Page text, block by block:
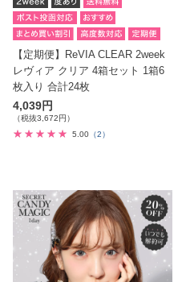
【定期便】ReVIA CLEAR 2week
レヴィア クリア 4箱セット 1箱6
枚入り 合計24枚
4,039円
（税抜3,672円）
5.00 （2）